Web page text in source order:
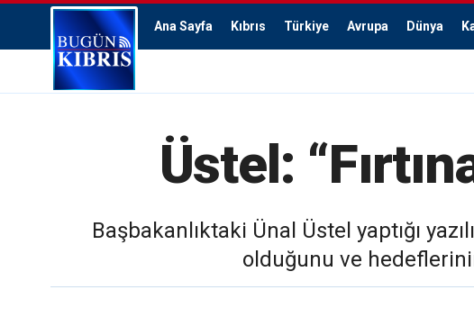
Ana Sayfa Kıbrıs Türkiye Avrupa Dünya
Üstel:
Başbakanlıktaki Ünal Üstel yaptığı
olduğunu ve